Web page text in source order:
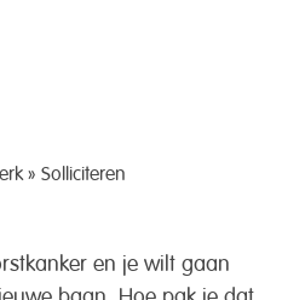
» Solliciteren
en je wilt gaan
baan. Hoe pak je dat